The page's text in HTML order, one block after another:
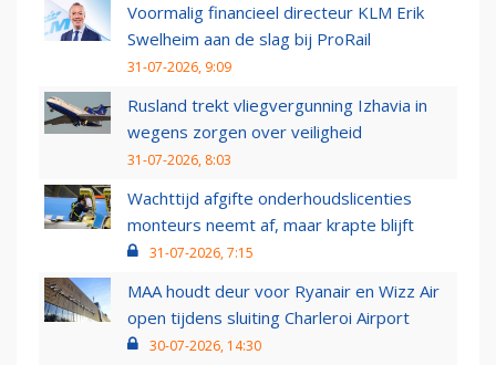
Voormalig financieel directeur KLM Erik
Swelheim aan de slag bij ProRail
31-07-2026, 9:09
Rusland trekt vliegvergunning Izhavia in
wegens zorgen over veiligheid
31-07-2026, 8:03
Wachttijd afgifte onderhoudslicenties
monteurs neemt af, maar krapte blijft
31-07-2026, 7:15
MAA houdt deur voor Ryanair en Wizz Air
open tijdens sluiting Charleroi Airport
30-07-2026, 14:30